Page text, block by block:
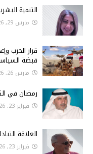
التنمية
مارس 29, 2026
قرار الحرب
قبضة
مارس 26, 2026
رمضان في
فبراير 23, 2026
العلاقة
فبراير 23, 2026